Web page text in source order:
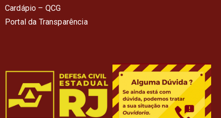
Cardápio – QCG
Portal da Transparência